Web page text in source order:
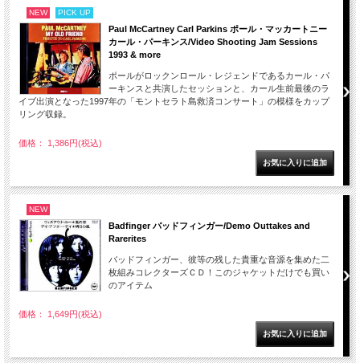
NEW PICK UP
Paul McCartney Carl Parkins ポール・マッカートニー
カール・パーキンス/Video Shooting Jam Sessions
1993 & more
ポールがロックンロール・レジェンドであるカール・パ
ーキンスと共演したセッションと、カール生前最後のラ
イブ出演となった1997年の「モントセラト島救済コンサート」の模様をカップ
リング収録。
価格： 1,386円(税込)
NEW
Badfinger バッドフィンガー/Demo Outtakes and
Rarerites
バッドフィンガー、彼等の残した貴重な音源を集めた二
枚組みコレクターズＣＤ！このジャケットだけでも買い
のアイテム
価格： 1,649円(税込)